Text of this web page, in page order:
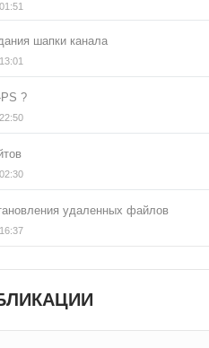
шапки канала
?
удаленных файлов